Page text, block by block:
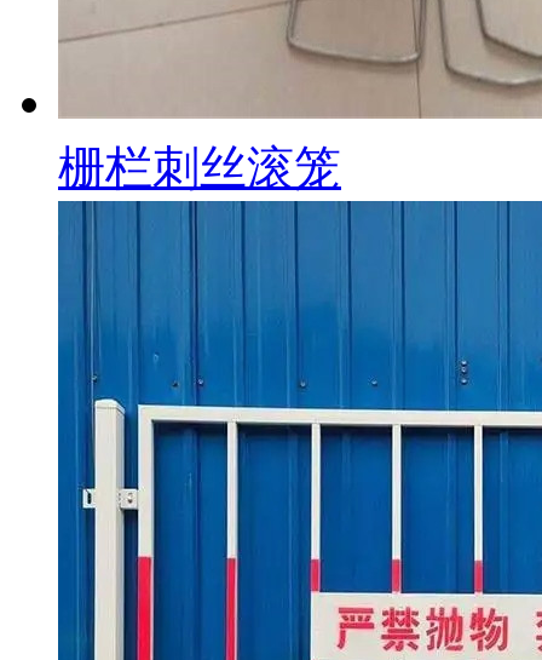
栅栏刺丝滚笼